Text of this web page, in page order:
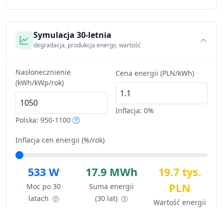
Symulacja 30-letnia
degradacja, produkcja energii, wartość
Nasłonecznienie
(kWh/kWp/rok)
Polska: 950-1100
Cena energii (PLN/kWh)
Inflacja: 0%
Inflacja cen energii (%/rok)
533 W
Moc po 30
latach
17.9 MWh
Suma energii
(30 lat)
19.7 tys.
PLN
Wartość energii